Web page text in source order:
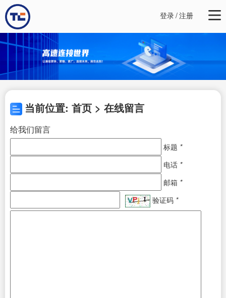
登录/注册
当前位置: 首页 > 在线留言
给我们留言
标题 *
电话 *
邮箱 *
验证码 *